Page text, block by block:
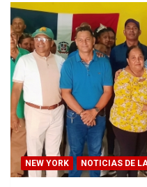
NEW YORK NOTICIAS DE